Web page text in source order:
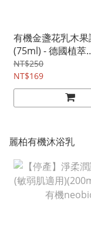
有機金盞花乳木果
(75ml) - 德國植萃
cosnature
NT$250
NT$169
麗柏有機沐浴乳